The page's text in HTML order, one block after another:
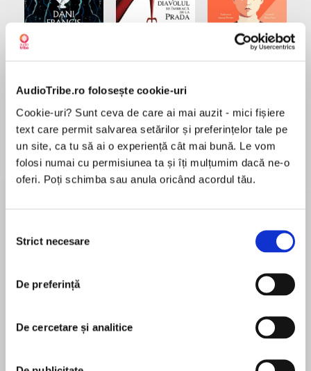
AudioTribe.ro folosește cookie-uri
Cookie-uri? Sunt ceva de care ai mai auzit - mici fișiere
text care permit salvarea setărilor și preferințelor tale pe
un site, ca tu să ai o experiență cât mai bună. Le vom
folosi numai cu permisiunea ta și îți mulțumim dacă ne-o
oferi. Poți schimba sau anula oricând acordul tău.
consimțământului
Strict necesare
De preferință
De cercetare și analitice
Desprecarte
Escape to the seaside with this gorgeous new
series from the Sunday Times bestselling
–to find the man who saved her life.
survived a life-threatening illness and owes
MAI MULT
pentru această carte